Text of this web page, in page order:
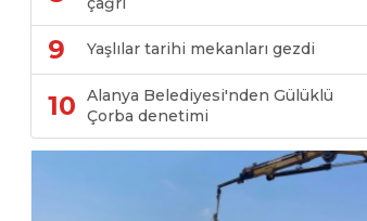
9 Yaşlılar tarihi mekanları gezdi
10
Alanya Belediyesi'nden Gülüklü
Çorba denetimi